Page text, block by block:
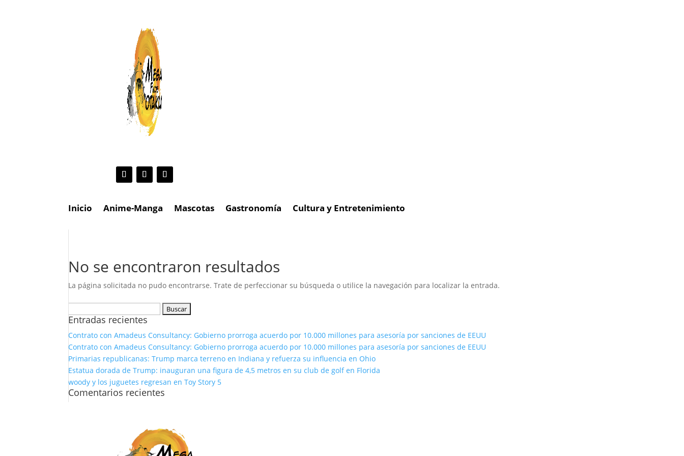
Inicio Anime-Manga Mascotas Gastronomía Cultura y Entretenimiento
No se encontraron resultados
La página solicitada no pudo encontrarse. Trate de perfeccionar su búsqueda o utilice la navegación para localizar la entrada.
Entradas recientes
Contrato con Amadeus Consultancy: Gobierno prorroga acuerdo por 10.000 millones para asesoría por sanciones de EEUU
Contrato con Amadeus Consultancy: Gobierno prorroga acuerdo por 10.000 millones para asesoría por sanciones de EEUU
Primarias republicanas: Trump marca terreno en Indiana y refuerza su influencia en Ohio
Estatua dorada de Trump: inauguran una figura de 4,5 metros en su club de golf en Florida
woody y los juguetes regresan en Toy Story 5
Comentarios recientes